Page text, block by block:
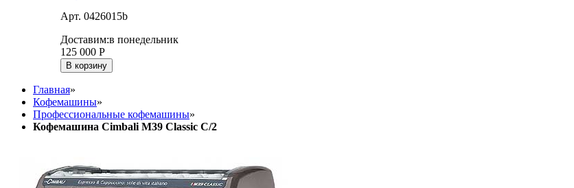
Арт. 0426015b
Доставим:в понедельник
125 000 Р
В корзину
Главная»
Кофемашины»
Профессиональные кофемашины»
Кофемашина Cimbali M39 Classic C/2